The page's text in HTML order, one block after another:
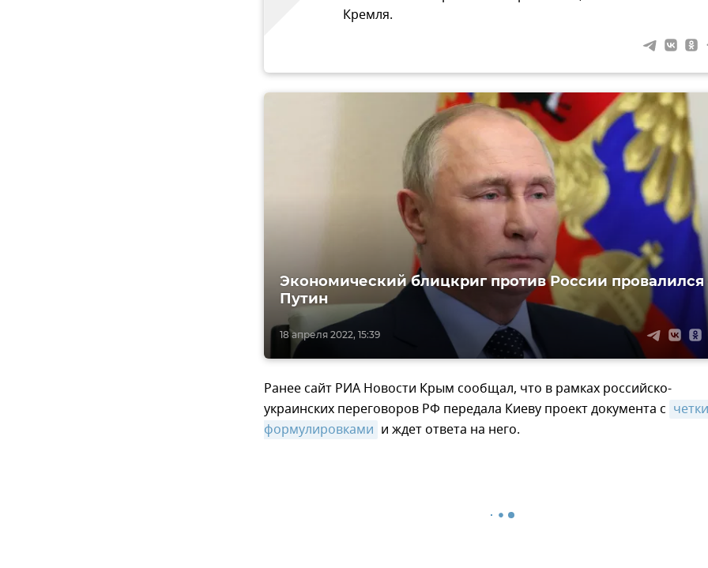
Кремля.
18 апреля 2022, 15:39
Экономический блицкриг против России провалился
Путин
Ранее сайт РИА Новости Крым сообщал, что в рамках российско-
украинских переговоров РФ передала Киеву проект документа с
формулировками и ждет ответа на него.